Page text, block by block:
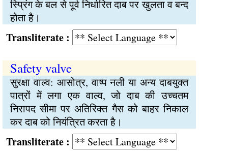
स्प्रिंग के बल से पूर्व निर्धारित दाब पर खुलता व बन्द
होता है।
:
Safety valve
सुरक्षा वाल्व: आसोत्र, वाष्प नली या अन्य दाबयुक्त
पात्रों में लगा एक वाल्व, जो दाब की उच्चतम
निरापद सीमा पर अतिरिक्त गैस को बाहर निकाल
कर दाब को नियंत्रित करता है।
: